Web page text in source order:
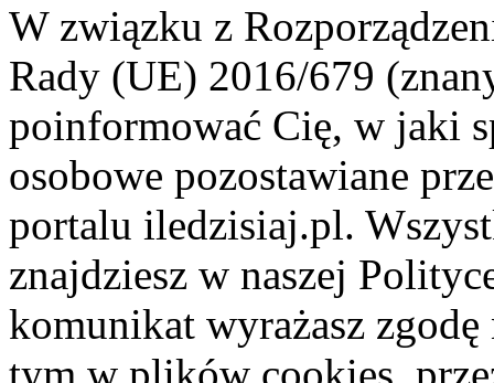
W związku z
Rady (UE) 2016/679
poinformować Cię, w jaki
osobowe pozostawiane
portalu iledzisiaj.pl.
znajdziesz w naszej
komunikat wyrażasz